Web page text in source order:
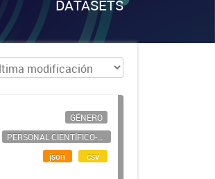
DATASETS
GÉNERO
PERSONAL CIENTÍFICO-TECNOLÓGICO
json
csv